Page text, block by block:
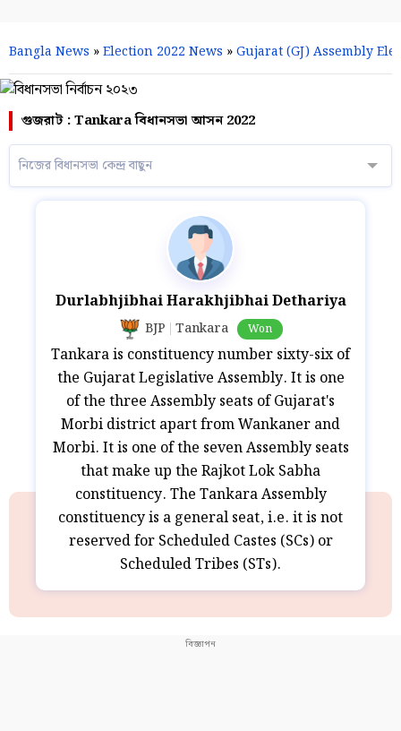
Bangla News »Election 2022 News »Gujarat (GJ) Assembly
গুজরাট : Tankara বিধানসভা আসন 2022
নিজের বিধানসভা কেন্দ্র বাছুন
Durlabhjibhai Harakhjibhai Dethariya
BJP Tankara Won
Tankara is constituency number sixty-six of
the Gujarat Legislative Assembly. It is one
of the three Assembly seats of Gujarat's
Morbi district apart from Wankaner and
Morbi. It is one of the seven Assembly seats
that make up the Rajkot Lok Sabha
constituency. The Tankara Assembly
constituency is a general seat, i.e. it is not
reserved for Scheduled Castes (SCs) or
Scheduled Tribes (STs).